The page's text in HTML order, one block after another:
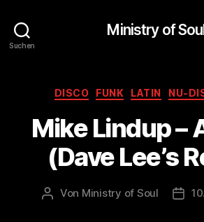
Suchen
Ministry of
DISCO FUNK LATIN NU-
Mike Lindup –
(Dave Lee’s
Beitragsautor
Von Ministry of Soul